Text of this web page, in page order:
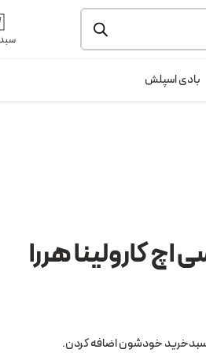
و بسته بندی را ملاحظه بفرمایید.
بادی اسپلش
اچ کارولینا هررا